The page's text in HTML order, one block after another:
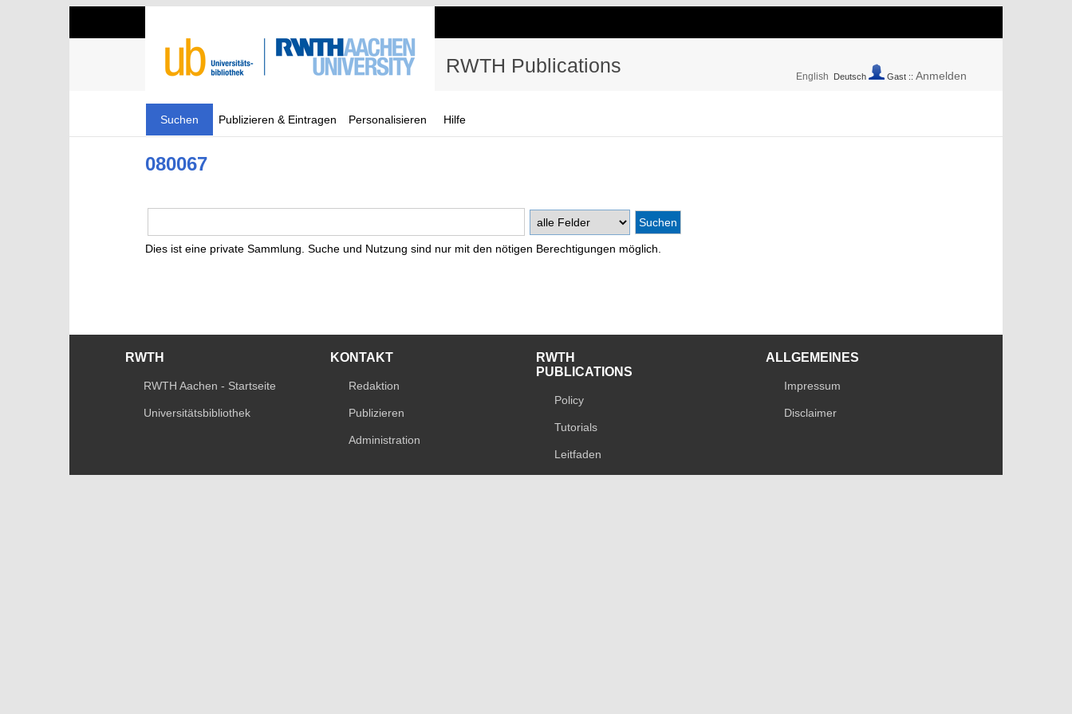
RWTH Publications English Deutsch Gast :: Anmelden
Suchen Publizieren & Eintragen Personalisieren Hilfe
080067
Dies ist eine private Sammlung. Suche und Nutzung sind nur mit den nötigen Berechtigungen möglich.
RWTH
RWTH Aachen - Startseite
Universitätsbibliothek
KONTAKT
Redaktion
Publizieren
Administration
RWTH
PUBLICATIONS
Policy
Tutorials
Leitfaden
ALLGEMEINES
Impressum
Disclaimer